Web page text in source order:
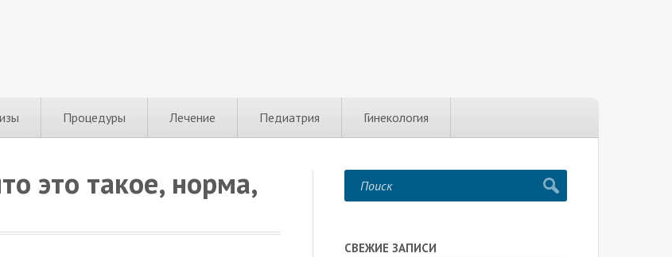
Процедуры Лечение Педиатрия Гинекология
это такое, норма,
СВЕЖИЕ ЗАПИСИ